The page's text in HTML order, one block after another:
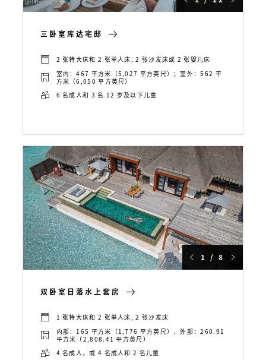
三卧室库达宅邸
2 张特大床和 2 张单人床, 2 张沙发床或 2 张婴儿床
室内：467 平方米（5,027 平方英尺）；室外：562 平
方米（6,050 平方英尺）
6 名成人和 3 名 12 岁及以下儿童
1 / 8
双卧室日落水上套房
1 张特大床和 2 张单人床, 2 张沙发床
内部：165 平方米（1,776 平方英尺），外部：260.91
平方米（2,808.41 平方英尺）
4 名成人，或 4 名成人和 2 名儿童